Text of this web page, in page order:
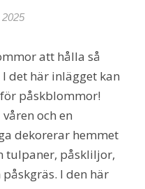
att hålla så
det här inlägget kan
påskblommor!
och en
dekorerar hemmet
tulpaner, påskliljor,
I den här